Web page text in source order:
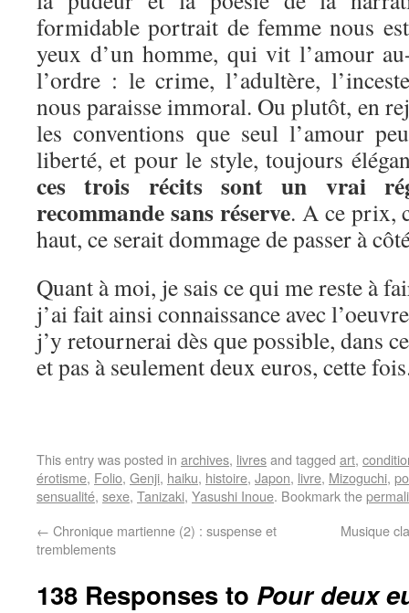
formidable portrait de femme nous
yeux d’un homme, qui vit l’amour
l’ordre : le crime, l’adultère,
nous paraisse immoral. Ou plutôt, en
les conventions que seul l’amour
liberté, et pour le style, toujours
ces trois récits sont un vrai
recommande sans réserve. A ce prix,
haut, ce serait dommage de passer à
Quant à moi, je sais ce qui me reste à
j’ai fait ainsi connaissance avec
j’y retournerai dès que possible, dans
et pas à seulement deux euros, cette
This entry was posted in archives, livresand tagged art,
érotisme, Folio, Genji, haiku, histoire, Japon, livre, Mizoguchi,
sensualité, sexe, Tanizaki, Yasushi Inoue. Bookmark the
← Chronique martienne (2) : suspense et
tremblements
Musique
138 Responses to Pour deux